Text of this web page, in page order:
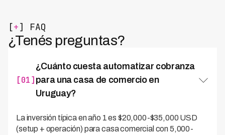
[+] FAQ
¿Tenés preguntas?
[01]
¿Cuánto cuesta automatizar cobranza
para una casa de comercio en
Uruguay?
La inversión típica en año 1 es $20,000-$35,000 USD
(setup + operación) para casa comercial con 5,000-